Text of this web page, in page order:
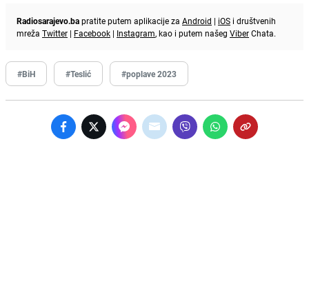
Radiosarajevo.bapratite putem aplikacije za Android | iOS i društvenih
mreža Twitter | Facebook | Instagram, kao i putem našeg ViberChata.
#BiH #Teslić #poplave 2023